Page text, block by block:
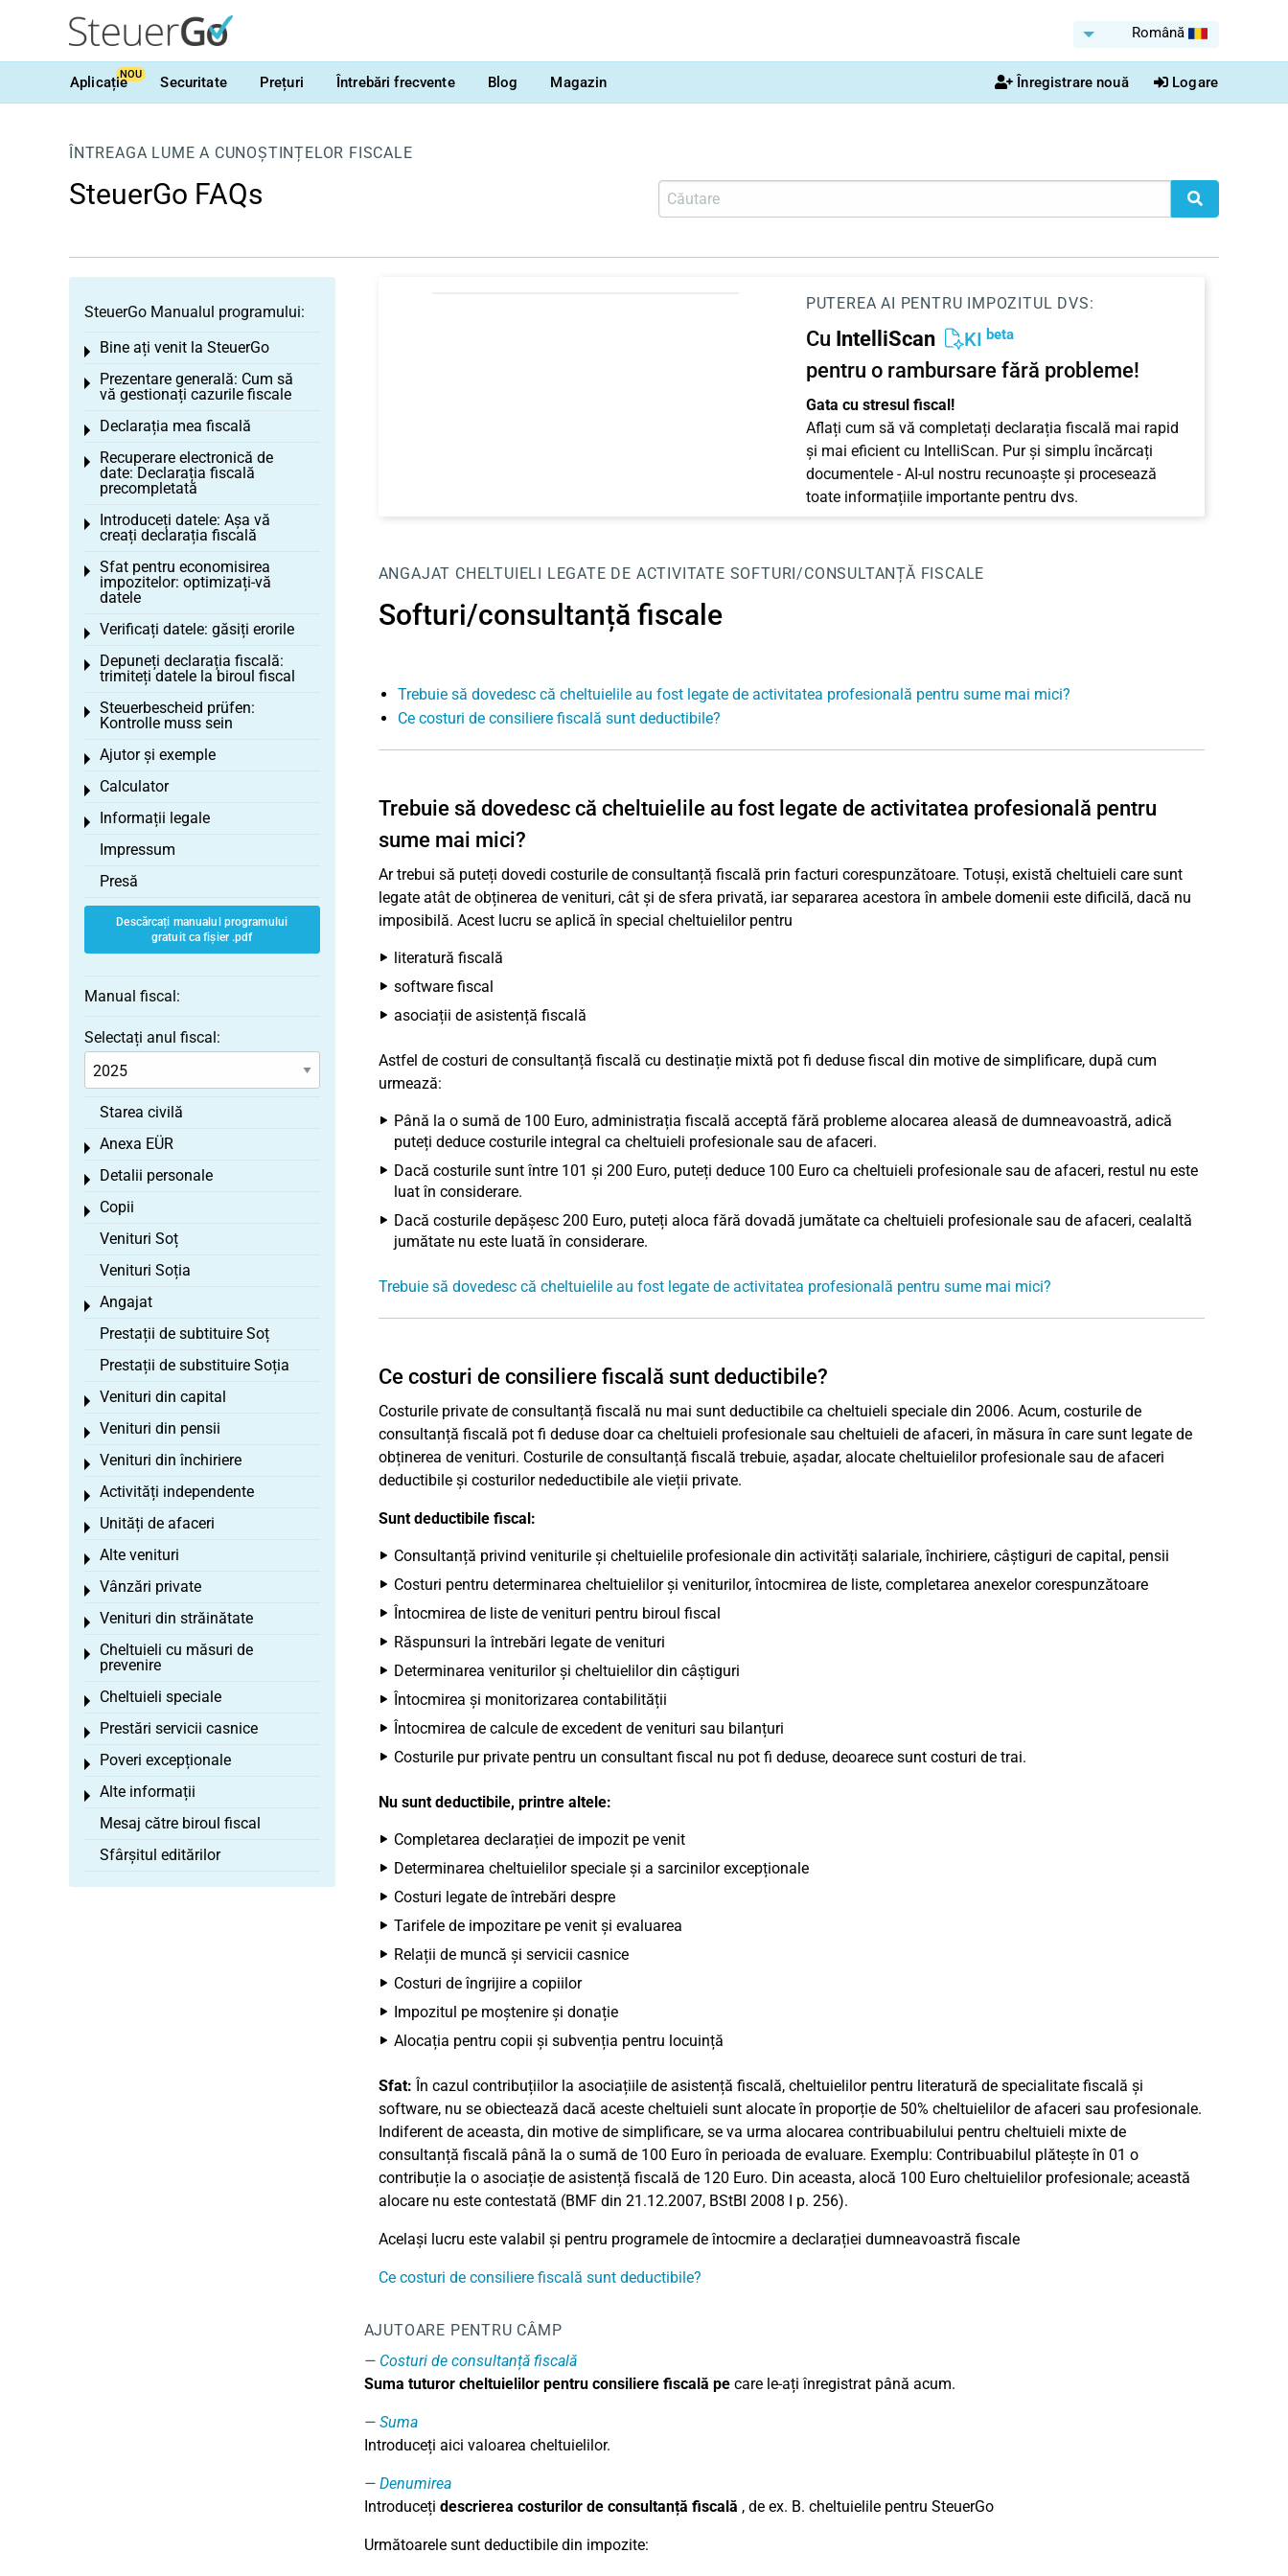
Română
AplicațieNOU Securitate Prețuri Întrebări frecvente Blog Magazin Înregistrare nouă Logare
ÎNTREAGA LUME A CUNOȘTINȚELOR FISCALE
SteuerGo FAQs
PUTEREA AI PENTRU IMPOZITUL DVS:
Cu IntelliScan KI beta
pentru o rambursare fără probleme!
Gata cu stresul fiscal!
Aflați cum să vă completați declarația fiscală mai rapid
și mai eficient cu IntelliScan. Pur și simplu încărcați
documentele - AI-ul nostru recunoaște și procesează
toate informațiile importante pentru dvs.
ANGAJAT CHELTUIELI LEGATE DE ACTIVITATE SOFTURI/CONSULTANȚĂ FISCALE
Softuri/consultanță fiscale
Trebuie să dovedesc că cheltuielile au fost legate de activitatea profesională pentru sume mai mici?
Ce costuri de consiliere fiscală sunt deductibile?
Trebuie să dovedesc că cheltuielile au fost legate de activitatea profesională pentru
sume mai mici?
Ar trebui să puteți dovedi costurile de consultanță fiscală prin facturi corespunzătoare. Totuși, există cheltuieli care sunt
legate atât de obținerea de venituri, cât și de sfera privată, iar separarea acestora în ambele domenii este dificilă, dacă nu
imposibilă. Acest lucru se aplică în special cheltuielilor pentru
literatură fiscală
software fiscal
asociații de asistență fiscală
Astfel de costuri de consultanță fiscală cu destinație mixtă pot fi deduse fiscal din motive de simplificare, după cum
urmează:
Până la o sumă de 100 Euro, administrația fiscală acceptă fără probleme alocarea aleasă de dumneavoastră, adică
puteți deduce costurile integral ca cheltuieli profesionale sau de afaceri.
Dacă costurile sunt între 101 și 200 Euro, puteți deduce 100 Euro ca cheltuieli profesionale sau de afaceri, restul nu este
luat în considerare.
Dacă costurile depășesc 200 Euro, puteți aloca fără dovadă jumătate ca cheltuieli profesionale sau de afaceri, cealaltă
jumătate nu este luată în considerare.
Trebuie să dovedesc că cheltuielile au fost legate de activitatea profesională pentru sume mai mici?
Ce costuri de consiliere fiscală sunt deductibile?
Costurile private de consultanță fiscală nu mai sunt deductibile ca cheltuieli speciale din 2006. Acum, costurile de
consultanță fiscală pot fi deduse doar ca cheltuieli profesionale sau cheltuieli de afaceri, în măsura în care sunt legate de
obținerea de venituri. Costurile de consultanță fiscală trebuie, așadar, alocate cheltuielilor profesionale sau de afaceri
deductibile și costurilor nedeductibile ale vieții private.
Sunt deductibile fiscal:
Consultanță privind veniturile și cheltuielile profesionale din activități salariale, închiriere, câștiguri de capital, pensii
Costuri pentru determinarea cheltuielilor și veniturilor, întocmirea de liste, completarea anexelor corespunzătoare
Întocmirea de liste de venituri pentru biroul fiscal
Răspunsuri la întrebări legate de venituri
Determinarea veniturilor și cheltuielilor din câștiguri
Întocmirea și monitorizarea contabilității
Întocmirea de calcule de excedent de venituri sau bilanțuri
Costurile pur private pentru un consultant fiscal nu pot fi deduse, deoarece sunt costuri de trai.
Nu sunt deductibile, printre altele:
Completarea declarației de impozit pe venit
Determinarea cheltuielilor speciale și a sarcinilor excepționale
Costuri legate de întrebări despre
Tarifele de impozitare pe venit și evaluarea
Relații de muncă și servicii casnice
Costuri de îngrijire a copiilor
Impozitul pe moștenire și donație
Alocația pentru copii și subvenția pentru locuință
Sfat: În cazul contribuțiilor la asociațiile de asistență fiscală, cheltuielilor pentru literatură de specialitate fiscală și
software, nu se obiectează dacă aceste cheltuieli sunt alocate în proporție de 50% cheltuielilor de afaceri sau profesionale.
Indiferent de aceasta, din motive de simplificare, se va urma alocarea contribuabilului pentru cheltuieli mixte de
consultanță fiscală până la o sumă de 100 Euro în perioada de evaluare. Exemplu: Contribuabilul plătește în 01 o
contribuție la o asociație de asistență fiscală de 120 Euro. Din aceasta, alocă 100 Euro cheltuielilor profesionale; această
alocare nu este contestată (BMF din 21.12.2007, BStBl 2008 I p. 256).
Același lucru este valabil și pentru programele de întocmire a declarației dumneavoastră fiscale
Ce costuri de consiliere fiscală sunt deductibile?
AJUTOARE PENTRU CÂMP
Costuri de consultanță fiscală
Suma tuturor cheltuielilor pentru consiliere fiscală pecare le-ați înregistrat până acum.
Suma
Introduceți aici valoarea cheltuielilor.
Denumirea
Introduceți descrierea costurilor de consultanță fiscală , de ex. B. cheltuielile pentru SteuerGo
Următoarele sunt deductibile din impozite:
SteuerGo Manualul programului:
Bine ați venit la SteuerGo
Toggle menu
Prezentare generală: Cum să
vă gestionați cazurile fiscale
Toggle menu
Declarația mea fiscală
Toggle menu
Recuperare electronică de
date: Declarația fiscală
precompletată
Toggle menu
Introduceți datele: Așa vă
creați declarația fiscală
Toggle menu
Sfat pentru economisirea
impozitelor: optimizați-vă
datele
Toggle menu
Verificați datele: găsiți erorile
Toggle menu
Depuneți declarația fiscală:
trimiteți datele la biroul fiscal
Toggle menu
Steuerbescheid prüfen:
Kontrolle muss sein
Toggle menu
Ajutor și exemple
Toggle menu
Calculator
Toggle menu
Informații legale
Toggle menu
Impressum
Presă
Descărcați manualul programului
gratuit ca fișier .pdf
Manual fiscal:
Selectați anul fiscal:
Starea civilă
Anexa EÜR
Toggle menu
Detalii personale
Toggle menu
Copii
Toggle menu
Venituri Soț
Venituri Soția
Angajat
Toggle menu
Prestații de subtituire Soț
Prestații de substituire Soția
Venituri din capital
Toggle menu
Venituri din pensii
Toggle menu
Venituri din închiriere
Toggle menu
Activități independente
Toggle menu
Unități de afaceri
Toggle menu
Alte venituri
Toggle menu
Vânzări private
Toggle menu
Venituri din străinătate
Toggle menu
Cheltuieli cu măsuri de
prevenire
Toggle menu
Cheltuieli speciale
Toggle menu
Prestări servicii casnice
Toggle menu
Poveri excepționale
Toggle menu
Alte informații
Toggle menu
Mesaj către biroul fiscal
Sfârșitul editărilor